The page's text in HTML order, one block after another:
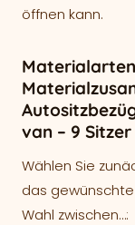
öffnen kann.
van – 9 Sitzer
Wählen Sie
das
Wahl zwischen…: